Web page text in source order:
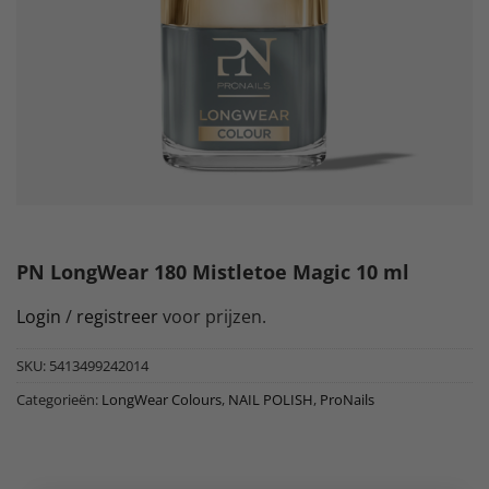
PN LongWear 180 Mistletoe Magic 10 ml
Login / registreer voor prijzen.
SKU: 5413499242014
Categorieën: LongWear Colours, NAIL POLISH, ProNails